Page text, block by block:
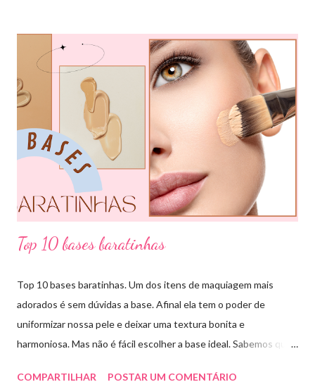
para nossos looks criando produções incríveis. Essa ferramenta
é super usada por profissionais da moda, porém qualquer pessoa
pode usar e garanto pra vocês que ajuda muitooo! Bora conferir
algumas das combinações de cores que podemos fazer com o
círculo cromático: COMBINAÇÃO MONOCROMÁTICA: uma
única cor ou a combinação de tom sobre tom (entre variação de
claro e escuro dessa mesma cor). COMBINAÇÃO ANÁLOGA:
Top 10 bases baratinhas
Top 10 bases baratinhas. Um dos itens de maquiagem mais
adorados é sem dúvidas a base. Afinal ela tem o poder de
uniformizar nossa pele e deixar uma textura bonita e
harmoniosa. Mas não é fácil escolher a base ideal. Sabemos que
COMPARTILHAR
POSTAR UM COMENTÁRIO